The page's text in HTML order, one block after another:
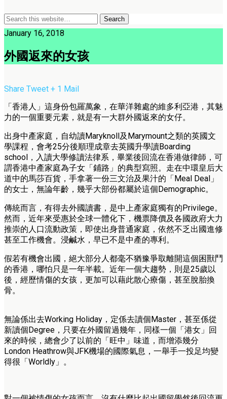
January 16, 2018
外國返來的女孩
Share Tweet + 1 Mail
「香港人」這身份包羅萬象，在華洋雜處的維多利亞港，其魅
力的一個重要元素，就是有一大群外國返來的女仔。
出身中產家庭，自幼讀Maryknoll及Marymount之類的英國文
學課程，會考25分後順理成章去英國升學讀Boarding
school，入讀大學修讀法律系，畢業後回流在香港做律師，可
謂香港中產家庭為子女「鋪路」的典型寫照。走在中環皇后大
道中的馬莎百貨，手拿著一份三文治及果汁的「Meal Deal」
的女士，無論年齡，幾乎大部份都屬於這個Demographic。
傳統而言，有得去外國讀書，是中上產家庭獨有的Privilege。
然而，近年來受惠於全球一體化下，機票降價及各國政府大力
推崇的人口流動政策，即使出身普通家庭，依然不乏出國進修
甚至工作機會。浸鹹水，早已不是中產的專利。
假若有機會出國，絕大部分人都毫不猶豫爭取離開這個困獸鬥
的香港，哪怕只是一年半載。近年一個大趨勢，則是25歲以
後，經歷情傷的女孩，更加可以藉此散心療傷，甚至脫胎換
骨。
無論係出去Working Holiday，定係去讀個Master，甚至係從
新讀個Degree，只要在外國留過幾年，同樣一個「港女」回
來的時候，總會少了以前的「旺中」味道，而增添幾分
London Heathrow與JFK機場的國際氣息，一舉手一投足均變
得很「Worldly」。